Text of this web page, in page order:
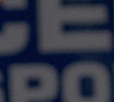
falls der
eingestellt hat.